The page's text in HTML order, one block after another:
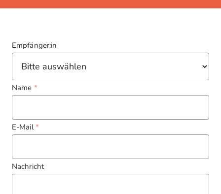
Empfänger:in
Name
E-Mail
Nachricht